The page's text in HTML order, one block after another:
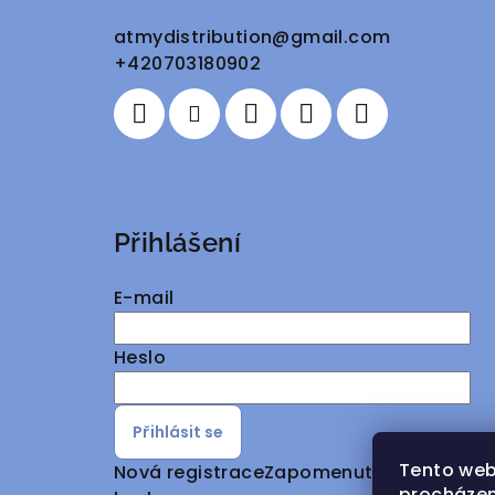
Tento
atmydistribution@gmail.com
+420703180902
Přihlášení
E-mail
Heslo
Přihlásit se
Nová registraceZapomenuté